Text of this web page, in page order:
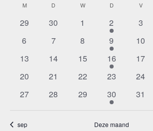
datum.
Kalender
van
Evenementen
MMAANDAGD DINSDAGW WOENSDAG
DDONDERDAG
V
0
29
0
30
0
evenementen
1
3
evenementen
2
0
3
0
6
0
7
0
evenementen
8
1
evenement
9
0
10
0
13
0
14
0
evenementen
15
1
evenement
16
0
17
0
20
0
21
0
22
0
23
0
24
0
27
0
28
0
evenementen
29
1
evenement
30
0
31
sep Deze maand